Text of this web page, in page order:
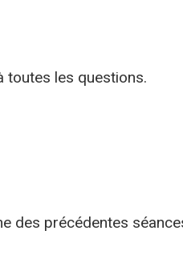
toutes les questions.
des précédentes